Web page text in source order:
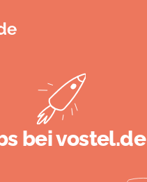
bei vostel.de